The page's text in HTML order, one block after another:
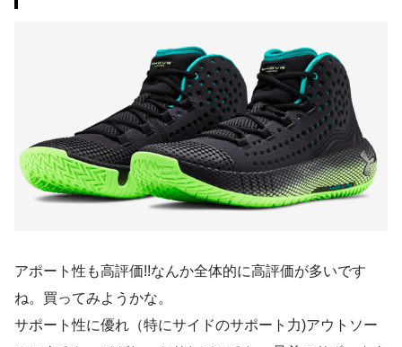
アポート性も高評価!!なんか全体的に高評価が多いです
ね。買ってみようかな。
サポート性に優れ（特にサイドのサポート力)アウトソー